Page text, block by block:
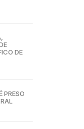
DE
PRESO